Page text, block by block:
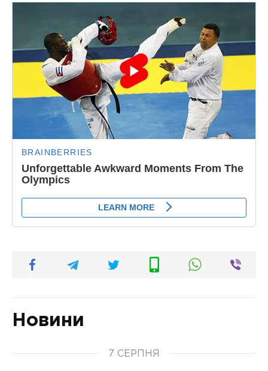
Новини
7 СЕРПНЯ